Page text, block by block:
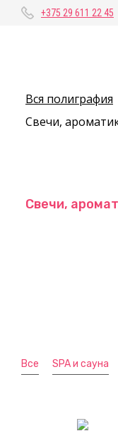
+375 29 611 22 45
Вся полиграфия
Свечи,
Свечи,
Все SPA и сауна